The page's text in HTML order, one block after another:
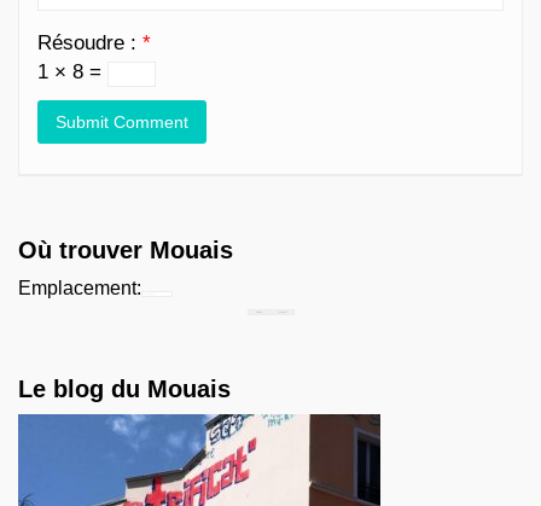
Résoudre : *
1 × 8 =
Où trouver Mouais
Emplacement:
Le blog du Mouais